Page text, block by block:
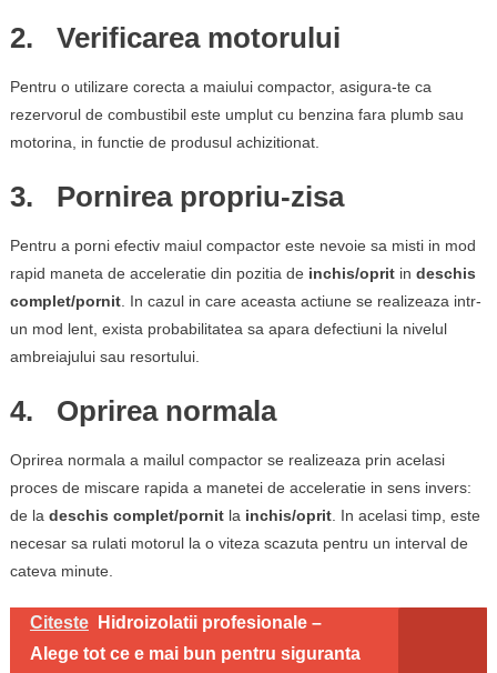
2. Verificarea motorului
Pentru o utilizare corecta a maiului compactor, asigura-te ca
rezervorul de combustibil este umplut cu benzina fara plumb sau
motorina, in functie de produsul achizitionat.
3. Pornirea propriu-zisa
Pentru a porni efectiv maiul compactor este nevoie sa misti in mod
rapid maneta de acceleratie din pozitia de inchis/opritin deschis
complet/pornit. In cazul in care aceasta actiune se realizeaza intr-
un mod lent, exista probabilitatea sa apara defectiuni la nivelul
ambreiajului sau resortului.
4. Oprirea normala
Oprirea normala a mailul compactor se realizeaza prin acelasi
proces de miscare rapida a manetei de acceleratie in sens invers:
de la deschis complet/pornitla inchis/oprit. In acelasi timp, este
necesar sa rulati motorul la o viteza scazuta pentru un interval de
cateva minute.
Citeste
Hidroizolatii profesionale –
Alege tot ce e mai bun pentru siguranta